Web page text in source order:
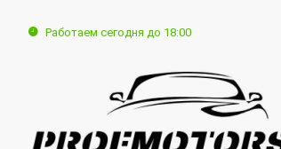
Работаем сегодня до 18:00